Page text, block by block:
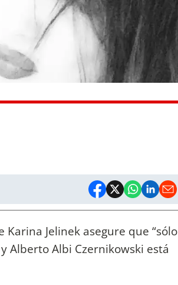
Jelinek asegure que “sólo
Alberto Albi Czernikowski está